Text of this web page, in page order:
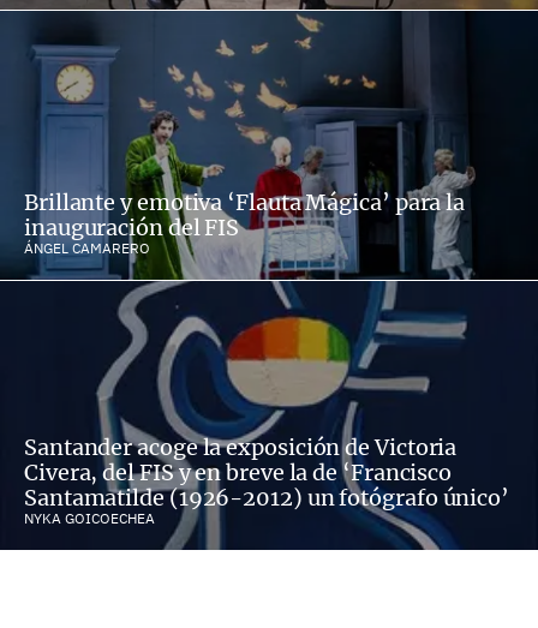
Brillante y emotiva ‘Flauta Mágica’ para la
inauguración del FIS
ÁNGEL CAMARERO
Santander acoge la exposición de Victoria
Civera, del FIS y en breve la de ‘Francisco
Santamatilde (1926-2012) un fotógrafo único’
NYKA GOICOECHEA